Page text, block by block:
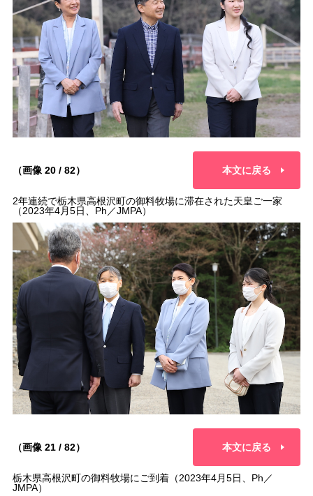
（画像 20 / 82） 本文に戻る
2年連続で栃木県高根沢町の御料牧場に滞在された天皇ご一家
（2023年4月5日、Ph／JMPA）
（画像 21 / 82） 本文に戻る
栃木県高根沢町の御料牧場にご到着（2023年4月5日、Ph／
JMPA）